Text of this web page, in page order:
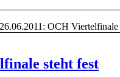
26.06.2011: OCH Viertelfinale
steht fest